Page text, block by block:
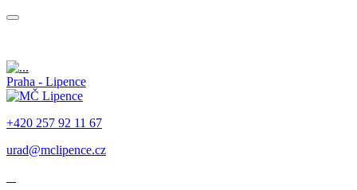
Praha - Lipence
+420 257 92 11 67
urad@mclipence.cz